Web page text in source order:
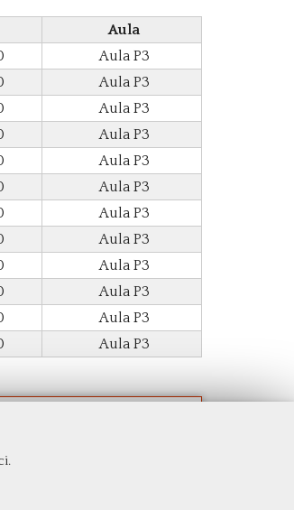
Aula
Aula P3
Aula P3
Aula P3
Aula P3
Aula P3
Aula P3
Aula P3
Aula P3
Aula P3
Aula P3
Aula P3
Aula P3